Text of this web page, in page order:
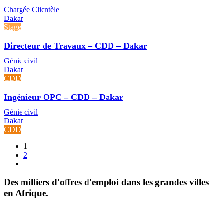
Chargée Clientèle
Dakar
Stage
Directeur de Travaux – CDD – Dakar
Génie civil
Dakar
CDD
Ingénieur OPC – CDD – Dakar
Génie civil
Dakar
CDD
1
2
Des milliers d'offres d'emploi dans les grandes villes
en Afrique.